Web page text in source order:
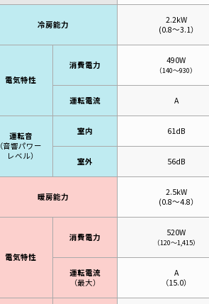
冷房能力
2.2kW
(0.8～3.1）
電気特性
消費電力 490W
（140～930）
運転電流 A
運転音
（音響パワー
レベル）
室内 61dB
室外 56dB
暖房能力
2.5kW
(0.8～4.8）
電気特性
消費電力 520W
（120～1,415）
運転電流
（最大）
A
（15.0）